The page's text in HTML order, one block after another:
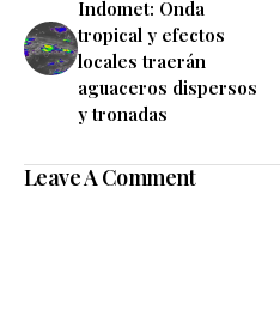
Indomet: Onda
tropical y efectos
locales traerán
aguaceros dispersos
y tronadas
Leave A Comment